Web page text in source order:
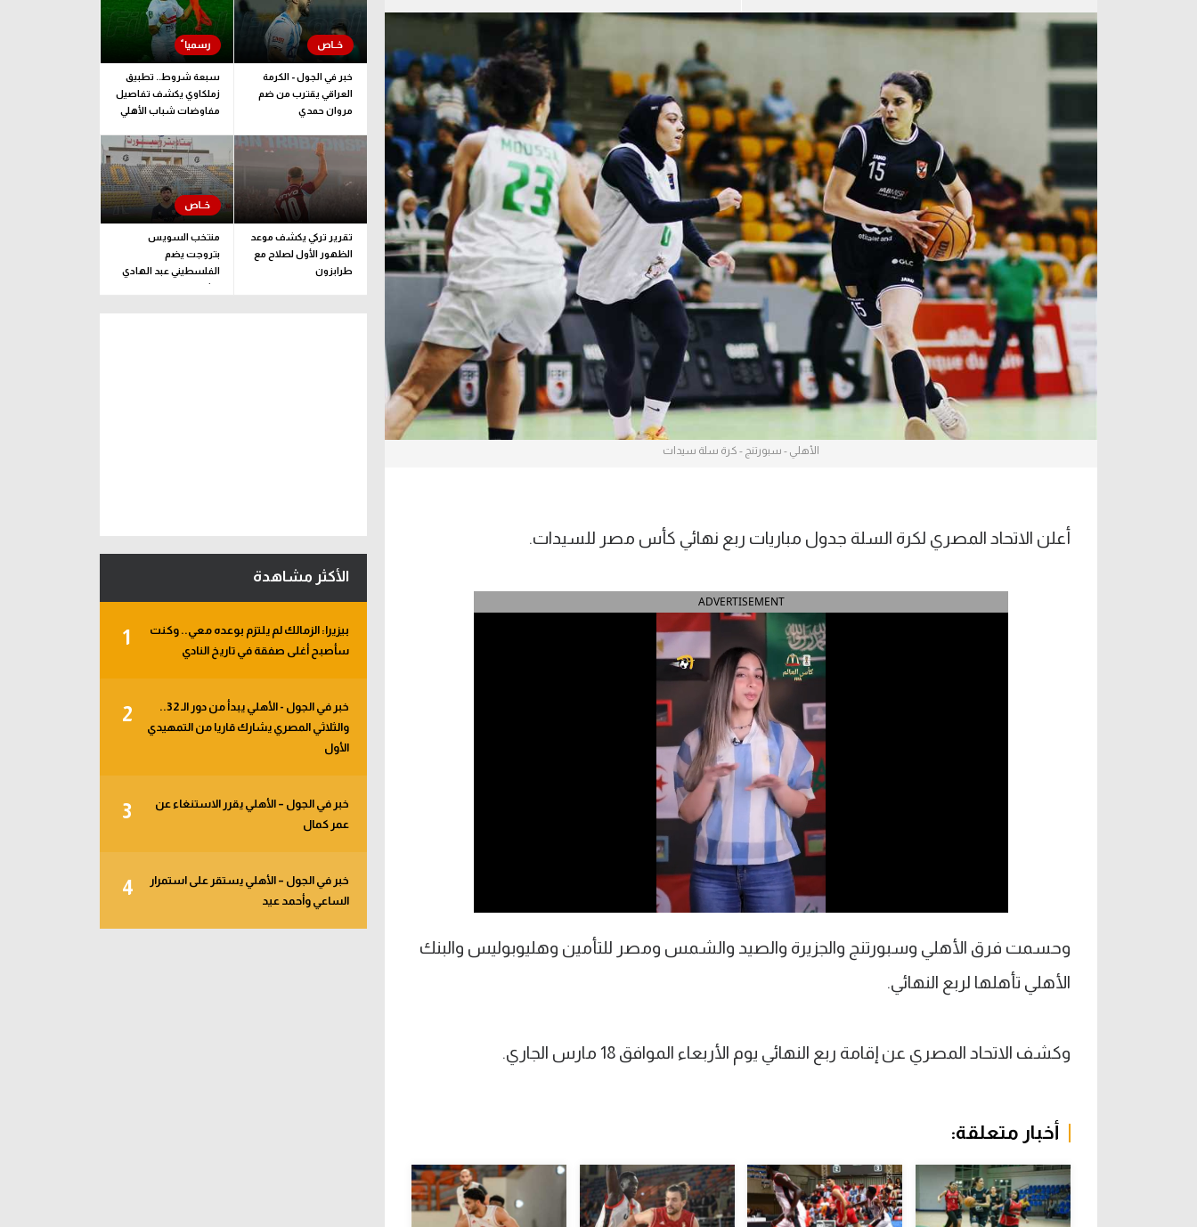
آراء حرة الدوري السعودي للمحترفين
دوري أبطال إفريقيا
كل البطولات
دوري أبطال أوروبا
رياضات أخرى
آسيا
ركن الألعاب
الأهلي - سبورتنج - كرة سلة سيدات
أعلن الاتحاد المصري لكرة السلة جدول مباريات ربع نهائي كأس مصر للسيدات.
ADVERTISEMENT
وحسمت فرق الأهلي وسبورتنج والجزيرة والصيد والشمس ومصر للتأمين وهليوبوليس والبنك
الأهلي تأهلها لربع النهائي.
وكشف الاتحاد المصري عن إقامة ربع النهائي يوم الأربعاء الموافق 18 مارس الجاري.
أخبار متعلقة:
خبر في الجول - الكرمة
العراقي يقترب من ضم
مروان حمدي
سبعة شروط.. تطبيق
زملكاوي يكشف تفاصيل
مفاوضات شباب الأهلي
تقرير تركي يكشف موعد
الظهور الأول لصلاح مع
طرابزون
منتخب السويس
بتروجت يضم
الفلسطيني عبد الهادي
راشد
الأكثر مشاهدة
1
بيزيرا: الزمالك لم يلتزم بوعده معي.. وكنت
سأصبح أغلى صفقة في تاريخ النادي
2
خبر في الجول - الأهلي يبدأ من دور الـ 32..
والثلاثي المصري يشارك قاريا من التمهيدي
الأول
3
خبر في الجول – الأهلي يقرر الاستنغاء عن
عمر كمال
4
خبر في الجول – الأهلي يستقر على استمرار
الساعي وأحمد عيد